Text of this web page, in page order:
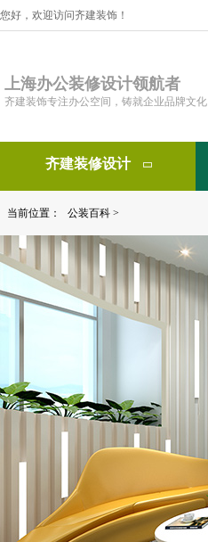
您好，欢迎访问齐建装饰！
上海办公装修设计领航者
齐建装饰专注办公空间，铸就企业品牌文化
齐建装修设计 
当前位置： 公装百科 >